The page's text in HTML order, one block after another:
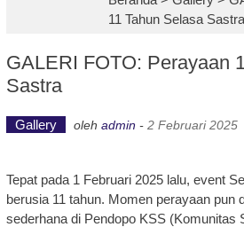
11 Tahun Selasa Sastra
GALERI FOTO: Perayaan
Sastra
Gallery oleh admin - 2 Februari 2025
Tepat pada 1 Februari 2025 lalu, event
berusia 11 tahun. Momen perayaan pun
sederhana di Pendopo KSS (Komunitas